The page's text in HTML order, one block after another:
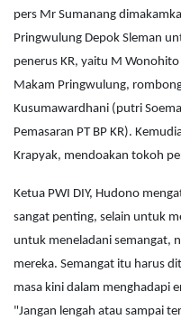
pers Mr Sumanang
Pringwulung Depok Sleman
penerus KR, yaitu M
Makam Pringwulung,
Kusumawardhani (putri
Pemasaran PT BP KR).
Krapyak, mendoakan tokoh
Ketua PWI DIY, Hudono
sangat penting, selain untuk
untuk meneladani semangat,
mereka. Semangat itu harus
masa kini dalam menghadapi
"Jangan lengah atau sampai